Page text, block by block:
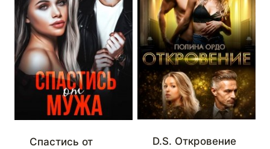
Спастись от
D.S. Откровение